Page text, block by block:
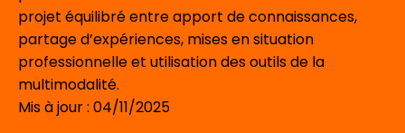
projet équilibré entre apport de connaissances,
partage d’expériences, mises en situation
professionnelle et utilisation des outils de la
multimodalité.
Mis à jour : 04/11/2025